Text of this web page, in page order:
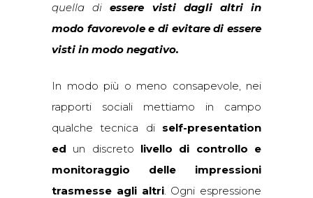
quella diessere visti dagli altri in
modo favorevole e di evitare di essere
visti in modo negativo.
In modo più o meno consapevole, nei
rapporti sociali mettiamo in campo
qualche tecnica di self-presentation
ed un discreto livello di controllo e
monitoraggio delle impressioni
trasmesse agli altri. Ogni espressione